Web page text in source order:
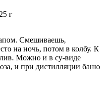
г
Смешиваешь,
на ночь, потом в колбу. К
Можно и в су-виде
и при дистилляции баню